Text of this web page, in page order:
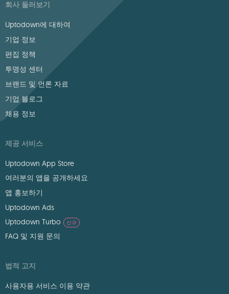
회사 둘러보기
Uptodown에 대하여
기업 정보
편집 정책
투명성 센터
브랜드 및 언론 자료
기업 블로그
채용 정보
제공 서비스
Uptodown App Store
여러분의 앱을 공개하세요
앱 홍보하기
Uptodown Ads
Uptodown Turbo
신규
FAQ 및 지원 문의
법적 고지
사용자용 서비스 이용 약관